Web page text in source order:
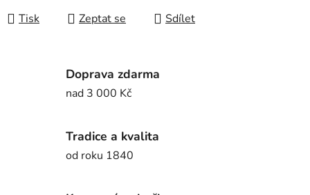
Tisk Zeptat se Sdílet
Doprava zdarma
nad 3 000 Kč
Tradice a kvalita
od roku 1840